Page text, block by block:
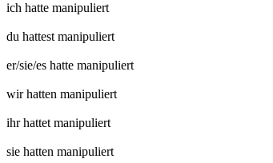
ich hatte manipuliert
du hattest manipuliert
er/sie/es hatte manipuliert
wir hatten manipuliert
ihr hattet manipuliert
sie hatten manipuliert